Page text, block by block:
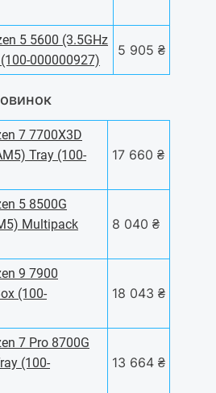
5 5600 (3.5GHz
000000927)
5 905 ₴
7 7700X3D
Tray (100-
17 660 ₴
5 8500G
Multipack
8 040 ₴
9 7900
(100-
18 043 ₴
7 Pro 8700G
(100-
13 664 ₴